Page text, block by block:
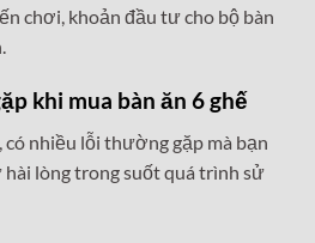
chơi, khoản đầu tư cho bộ bàn
khi mua bàn ăn 6 ghế
có nhiều lỗi thường gặp mà bạn
lòng trong suốt quá trình sử